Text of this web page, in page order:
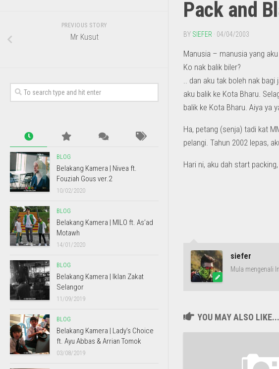
Pack and
BY SIEFER · 04/04/2003
Manusia – manusia yang
Ko nak balik biler?
.. dan aku tak boleh nak
aku balik ke Kota Bharu.
balik ke Kota Bharu. Aiya ya
Ha, petang (senja) tadi kat
pelangi. Tahun 2002 lepas,
Hari ni, aku dah start
siefer
Mula mengenali
YOU MAY ALSO LIKE...
PREVIOUS STORY
Mr Kusut
BLOG
Belakang Kamera | Nivea ft.
Fouziah Gous ver.2
10/02/2020
BLOG
Belakang Kamera | MILO ft. As’ad
Motawh
14/01/2020
BLOG
Belakang Kamera | Iklan Zakat
Selangor
11/09/2019
BLOG
Belakang Kamera | Lady’s Choice
ft. Ayu Abbas & Arrian Tomok
03/08/2019